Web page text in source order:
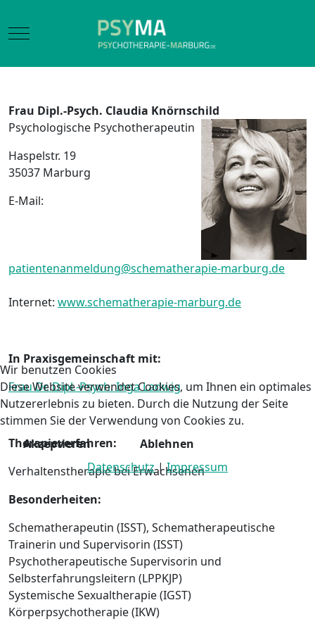
Mobile Menu Toggle
Frau Dipl.-Psych. Claudia Knörnschild
Psychologische Psychotherapeutin
Haspelstr. 19
35037 Marburg
E-Mail:
patientenanmeldung@schematherapie-marburg.de
Internet: www.schematherapie-marburg.de
In Praxisgemeinschaft mit:
Frau Dr. Dipl.-Psych. Inga Ladwig
Therapieverfahren:
Verhaltenstherapie bei Erwachsenen
Besonderheiten:
Schematherapeutin (ISST), Schematherapeutische
Trainerin und Supervisorin (ISST)
Psychotherapeutische Supervisorin und
Selbsterfahrungsleitern (LPPKJP)
Systemische Sexualtherapie (IGST)
Körperpsychotherapie (IKW)
Wir benutzen Cookies
Diese Website verwendet Cookies, um Ihnen ein optimales
Nutzererlebnis zu bieten. Durch die Nutzung der Seite
stimmen Sie der Verwendung von Cookies zu.
Akzeptieren
Ablehnen
Datenschutz|Impressum